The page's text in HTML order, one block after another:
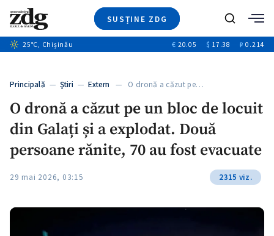
SUSȚINE ZDG
Ştiri
+12
Special
Blog
ZdGust
Caută
25°C, Chișinău € 20.05 $ 17.38 ₽ 0.214
Principală — Ştiri — Extern — O dronă a căzut pe…
O dronă a căzut pe un bloc de locuit
din Galați și a explodat. Două
persoane rănite, 70 au fost evacuate
29 mai 2026, 03:15 2315 viz.